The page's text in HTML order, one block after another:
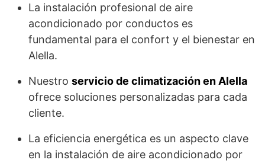
La instalación profesional de aire
acondicionado por conductos es
fundamental para el confort y el bienestar en
Alella.
Nuestro servicio de climatización en Alella
ofrece soluciones personalizadas para cada
cliente.
La eficiencia energética es un aspecto clave
en la instalación de aire acondicionado por